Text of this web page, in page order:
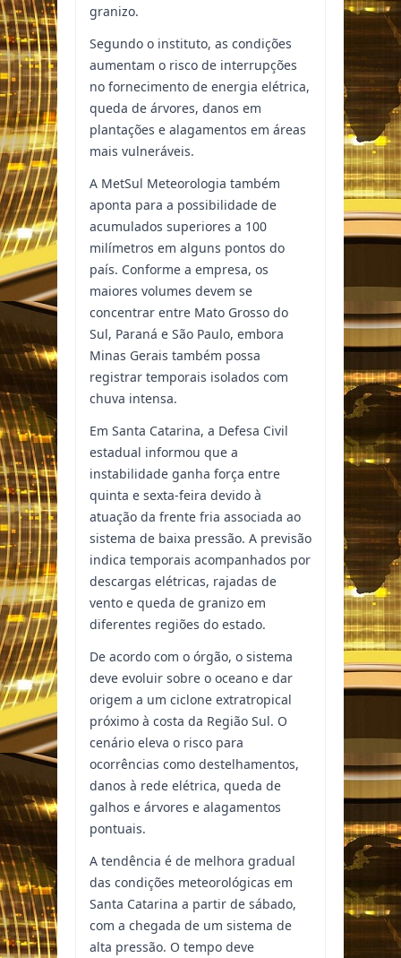
granizo.
Segundo o instituto, as condições
aumentam o risco de interrupções
no fornecimento de energia elétrica,
queda de árvores, danos em
plantações e alagamentos em áreas
mais vulneráveis.
A MetSul Meteorologia também
aponta para a possibilidade de
acumulados superiores a 100
milímetros em alguns pontos do
país. Conforme a empresa, os
maiores volumes devem se
concentrar entre Mato Grosso do
Sul, Paraná e São Paulo, embora
Minas Gerais também possa
registrar temporais isolados com
chuva intensa.
Em Santa Catarina, a Defesa Civil
estadual informou que a
instabilidade ganha força entre
quinta e sexta-feira devido à
atuação da frente fria associada ao
sistema de baixa pressão. A previsão
indica temporais acompanhados por
descargas elétricas, rajadas de
vento e queda de granizo em
diferentes regiões do estado.
De acordo com o órgão, o sistema
deve evoluir sobre o oceano e dar
origem a um ciclone extratropical
próximo à costa da Região Sul. O
cenário eleva o risco para
ocorrências como destelhamentos,
danos à rede elétrica, queda de
galhos e árvores e alagamentos
pontuais.
A tendência é de melhora gradual
das condições meteorológicas em
Santa Catarina a partir de sábado,
com a chegada de um sistema de
alta pressão. O tempo deve